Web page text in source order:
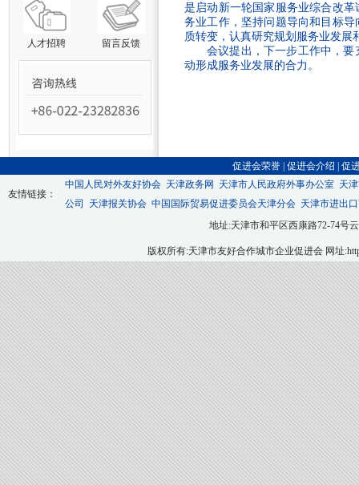
人才招聘 留言反馈
是启动新一轮国家服务业综合改
务业工作，坚持问题导向和目标
质转变，认真研究规划服务业发展
会议提出，下一步工作中，
动形成服务业发展的合力。
促进会荣誉 促进会介绍 促
友情链接：
中国人民对外友好协会 天津政务网 天津市人民政府外事办公室 天
公司
天津报关协会 中国国际贸易促进委员会天津分会 天津市进出
地址:天津市和平区西康路72-74号云
版权所有:天津市友好合作城市企业促进会 网址